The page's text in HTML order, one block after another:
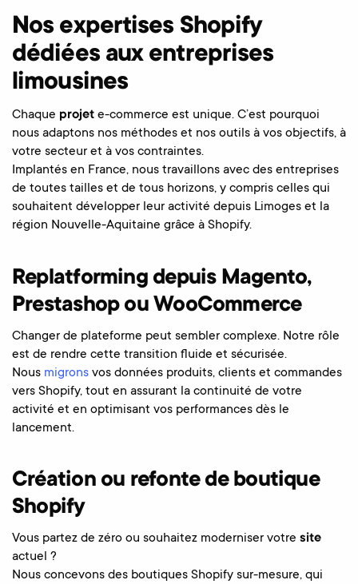
Nos expertises Shopify
dédiées aux entreprises
limousines
Chaque projet e-commerce est unique. C’est pourquoi
nous adaptons nos méthodes et nos outils à vos objectifs, à
votre secteur et à vos contraintes.
Implantés en France, nous travaillons avec des entreprises
de toutes tailles et de tous horizons, y compris celles qui
souhaitent développer leur activité depuis Limoges et la
région Nouvelle-Aquitaine grâce à Shopify.
Replatforming depuis Magento,
Prestashop ou WooCommerce
Changer de plateforme peut sembler complexe. Notre rôle
est de rendre cette transition fluide et sécurisée.
Nous migrons vos données produits, clients et commandes
vers Shopify, tout en assurant la continuité de votre
activité et en optimisant vos performances dès le
lancement.
Création ou refonte de boutique
Shopify
Vous partez de zéro ou souhaitez moderniser votre site
actuel ?
Nous concevons des boutiques Shopify sur-mesure, qui